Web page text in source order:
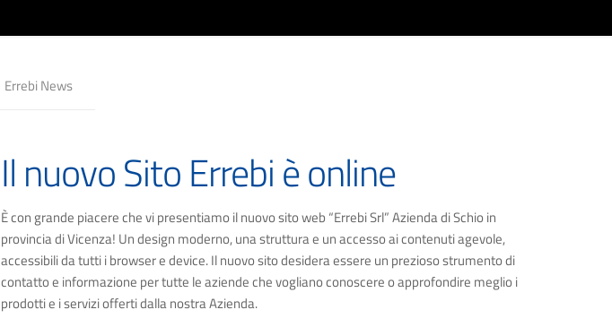
Errebi News
Il nuovo Sito Errebi è online
È con grande piacere che vi presentiamo il nuovo sito web “Errebi Srl” Azienda di Schio in
provincia di Vicenza! Un design moderno, una struttura e un accesso ai contenuti agevole,
accessibili da tutti i browser e device. Il nuovo sito desidera essere un prezioso strumento di
contatto e informazione per tutte le aziende che vogliano conoscere o approfondire meglio i
prodotti e i servizi offerti dalla nostra Azienda.